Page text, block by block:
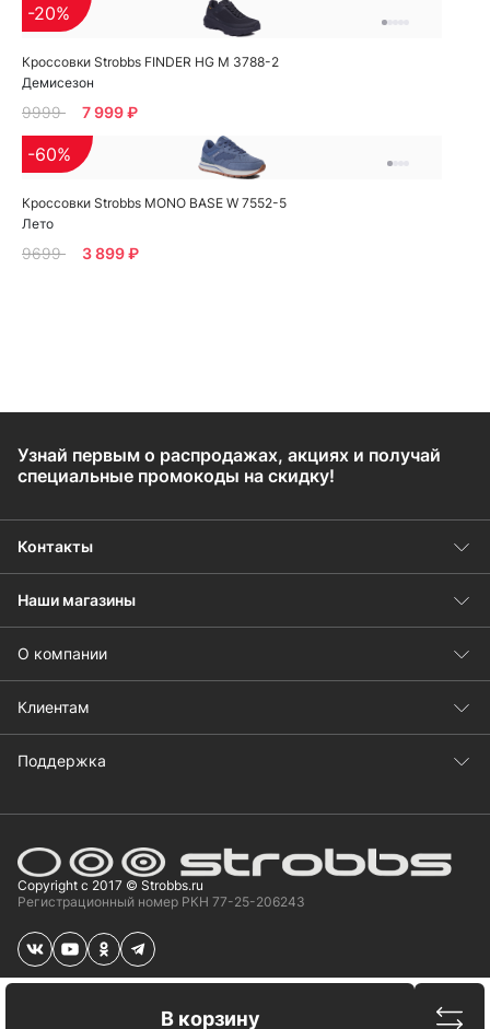
В корзину
Кроссовки Strobbs FINDER HG M 3788-2
Демисезон
-20%
9999 7 999 ₽
Кроссовки Strobbs MONO BASE W 7552-5
Лето
-60%
9699 3 899 ₽
Узнай первым о распродажах, акциях и получай
специальные промокоды на скидку!
Контакты
Наши магазины
О компании
Клиентам
Поддержка
Copyright с 2017 © Strobbs.ru
Регистрационный номер РКН 77-25-206243